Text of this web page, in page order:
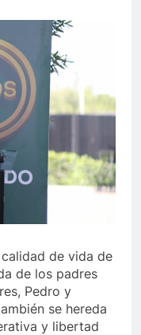
de vida de
de los padres
Pedro y
se hereda
y libertad